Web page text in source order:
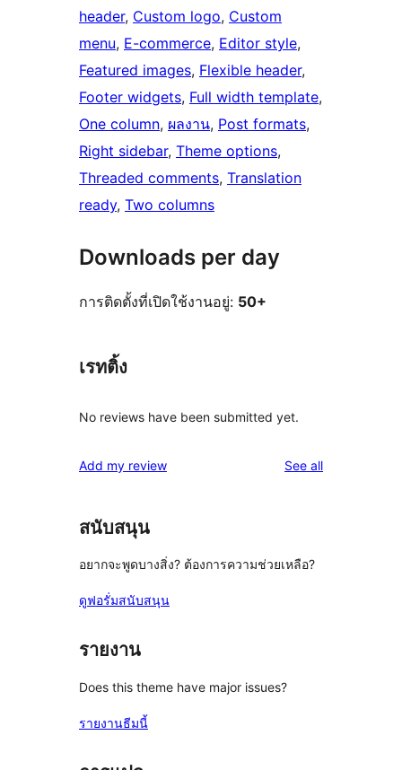
header, Custom logo, Custom
menu, E-commerce, Editor style
Featured images, Flexible header
Footer widgets, Full width template
One column, ผลงาน, Post formats
Right sidebar, Theme options
Threaded comments, Translation
ready, Two columns
Downloads per day
การติดตั้งที่เปิดใช้งานอยู่: 50+
เรทติ้ง
No reviews have been submitted yet.
Add my review See allreviews
สนับสนุน
อยากจะพูดบางสิ่ง? ต้องการความช่วยเหลือ?
ดูฟอรั่มสนับสนุน
รายงาน
Does this theme have major issues?
รายงานธีมนี้